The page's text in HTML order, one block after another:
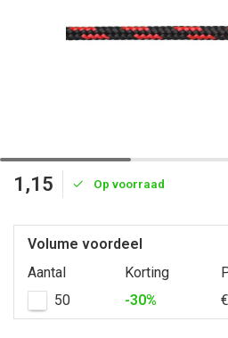
1,15 Op voorraad
Volume voordeel
Aantal
Korting
50
-30%